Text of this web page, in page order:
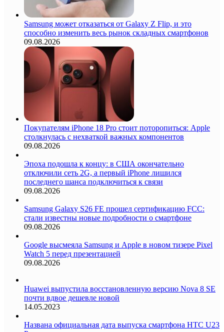
Samsung может отказаться от Galaxy Z Flip, и это
способно изменить весь рынок складных смартфонов
09.08.2026
Покупателям iPhone 18 Pro стоит поторопиться: Apple
столкнулась с нехваткой важных компонентов
09.08.2026
Эпоха подошла к концу: в США окончательно
отключили сеть 2G, а первый iPhone лишился
последнего шанса подключиться к связи
09.08.2026
Samsung Galaxy S26 FE прошел сертификацию FCC:
стали известны новые подробности о смартфоне
09.08.2026
Google высмеяла Samsung и Apple в новом тизере Pixel
Watch 5 перед презентацией
09.08.2026
Huawei выпустила восстановленную версию Nova 8 SE
почти вдвое дешевле новой
14.05.2023
Названа официальная дата выпуска смартфона HTC U23